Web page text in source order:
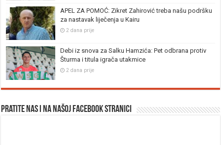
APEL ZA POMOĆ: Zikret Zahirović treba našu podršku
za nastavak liječenja u Kairu
2 dana prije
Debi iz snova za Salku Hamzića: Pet odbrana protiv
Šturma i titula igrača utakmice
2 dana prije
Pratite nas i na našoj facebook stranici